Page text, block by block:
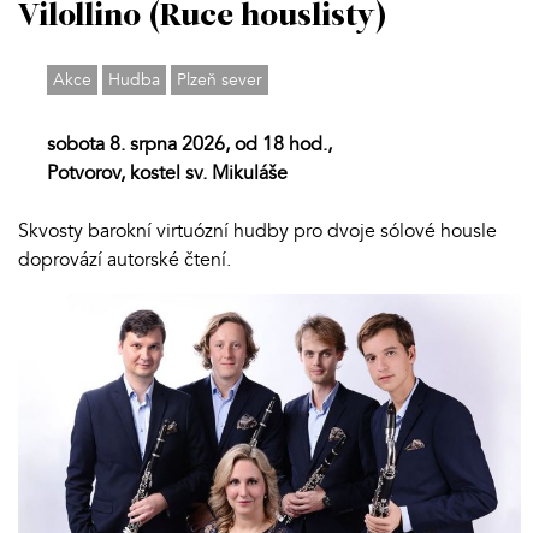
Vilollino (Ruce houslisty)
Akce Hudba Plzeň sever
sobota 8. srpna 2026, od 18 hod.,
Potvorov, kostel sv. Mikuláše
Skvosty barokní virtuózní hudby pro dvoje sólové housle
doprovází autorské čtení.